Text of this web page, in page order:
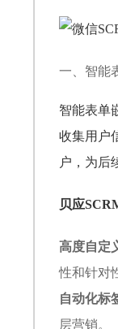
一、智能
智能表单
收集用户
户，为后
贝应
高度自定
性和针对
自动化标
层营销。